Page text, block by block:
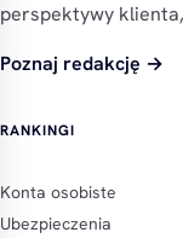
perspektywy
Poznaj redakcję →
RANKINGI
Konta osobiste
Ubezpieczenia